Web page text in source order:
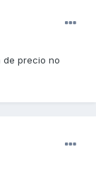
de precio no